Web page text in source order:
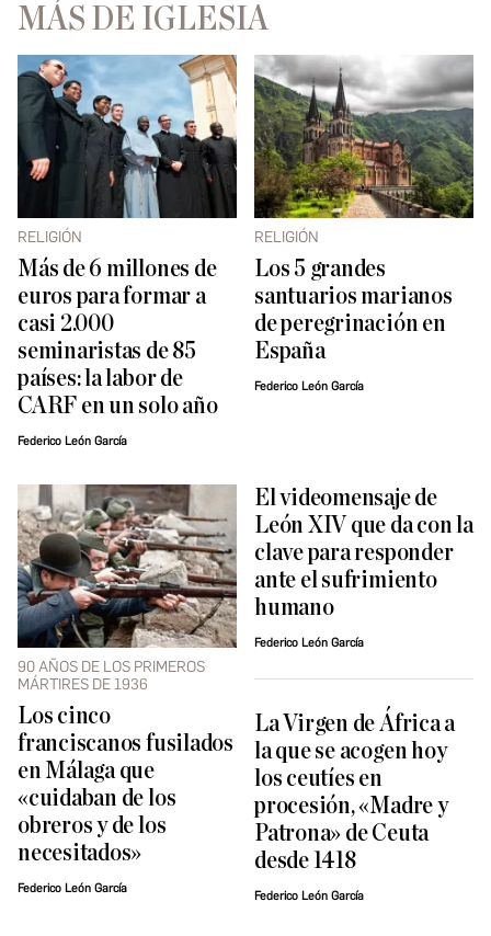
MÁS DE IGLESIA
RELIGIÓN
Más de 6 millones de
euros para formar a
casi 2.000
seminaristas de 85
países: la labor de
CARF en un solo año
Federico León García
RELIGIÓN
Los 5 grandes
santuarios marianos
de peregrinación en
España
Federico León García
90 AÑOS DE LOS PRIMEROS
MÁRTIRES DE 1936
Los cinco
franciscanos fusilados
en Málaga que
«cuidaban de los
obreros y de los
necesitados»
Federico León García
El videomensaje de
León XIV que da con la
clave para responder
ante el sufrimiento
humano
Federico León García
La Virgen de África a
la que se acogen hoy
los ceutíes en
procesión, «Madre y
Patrona» de Ceuta
desde 1418
Federico León García